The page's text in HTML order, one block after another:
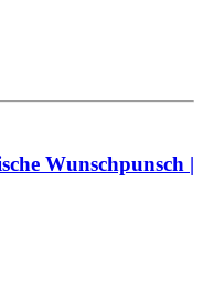
Wunschpunsch |